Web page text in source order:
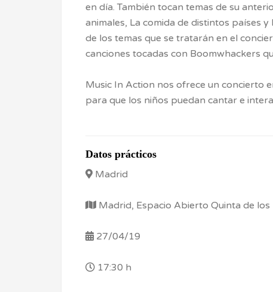
en día. También tocan temas de su
animales, La comida de distintos países
de los temas que se tratarán en el
canciones tocadas con Boomwhackers
Music In Action nos ofrece un concierto
para que los niños puedan cantar e
Datos prácticos
Madrid
Madrid, Espacio Abierto Quinta de
27/04/19
17:30 h